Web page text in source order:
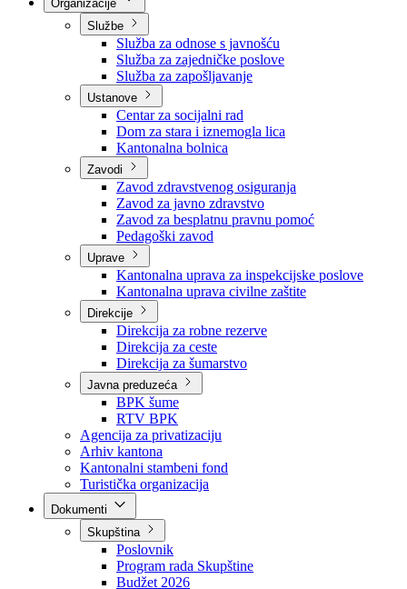
Nadležnosti
Sjednice Vlade
Službe
Služba za odnose s javnošću
Služba za zajedničke poslove
Služba za zapošljavanje
Ustanove
Centar za socijalni rad
Dom za stara i iznemogla lica
Kantonalna bolnica
Zavodi
Zavod zdravstvenog osiguranja
Zavod za javno zdravstvo
Zavod za besplatnu pravnu pomoć
Pedagoški zavod
Uprave
Kantonalna uprava za inspekcijske poslove
Kantonalna uprava civilne zaštite
Direkcije
Direkcija za robne rezerve
Direkcija za ceste
Direkcija za šumarstvo
Javna preduzeća
BPK šume
RTV BPK
Agencija za privatizaciju
Arhiv kantona
Kantonalni stambeni fond
Turistička organizacija
Skupština